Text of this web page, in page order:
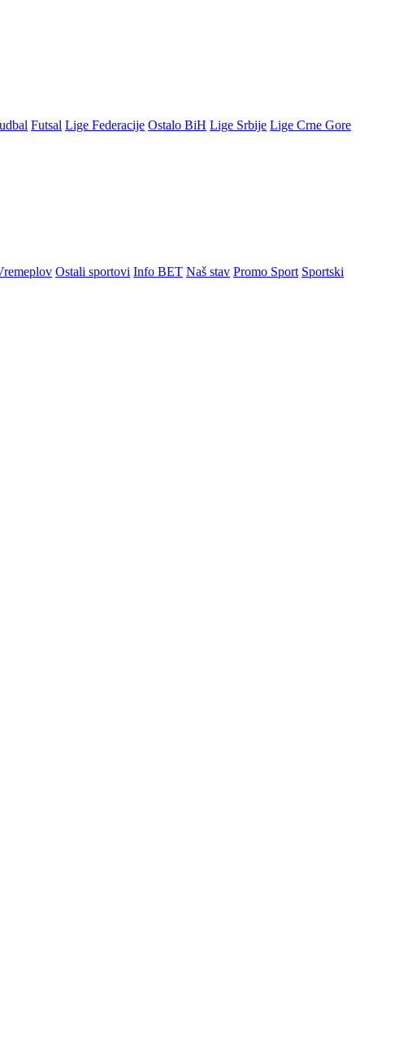
Futsal Lige Federacije Ostalo BiH Lige Srbije Lige Crne Gore
Ostali sportovi Info BET Naš stav Promo Sport Sportski